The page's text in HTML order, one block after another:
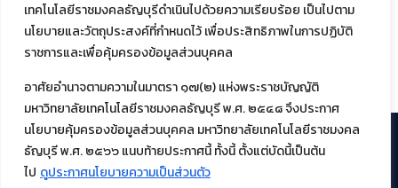
เทคโนโลยีราชมงคลธัญบุรีดำเนินไปด้วยความเรียบร้อย เป็นไปตาม
นโยบายและวัตถุประสงค์ที่กำหนดไว้ เพื่อประสิทธิภาพในการปฏิบัติ
ราชการและเพื่อคุ้มครองข้อมูลส่วนบุคคล
อาศัยอำนาจตามความในมาตรา ๑๗(๒) แห่งพระราชบัญญัติ
มหาวิทยาลัยเทคโนโลยีราชมงคลธัญบุรี พ.ศ. ๒๕๔๘ จึงประกาศ
นโยบายคุ้มครองข้อมูลส่วนบุคคล มหาวิทยาลัยเทคโนโลยีราชมงคล
ธัญบุรี พ.ศ. ๒๕๖๖ แนบท้ายประกาศนี้ ทั้งนี้ ตั้งแต่บัดนี้เป็นต้น
ไป ดูประกาศนโยบายความเป็นส่วนตัว
ภาพบรรยากาศการสอบภาษาอังกฤษ
Password (RT-TEP) วันที่ 26 มีนาคม 2569
26/03/2026